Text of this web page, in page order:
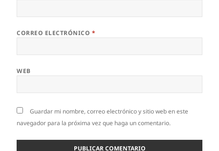
CORREO ELECTRÓNICO *
WEB
Guardar mi nombre, correo electrónico y sitio web en este
navegador para la próxima vez que haga un comentario.